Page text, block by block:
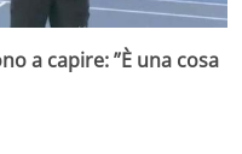
a capire: ”È una cosa